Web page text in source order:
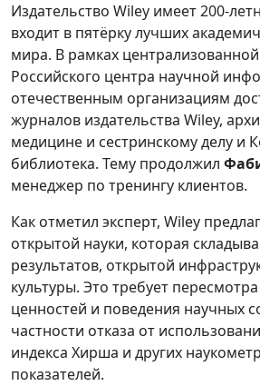
Издательство Wiley имеет 200-
входит в пятёрку лучших
мира. В рамках
Российского центра научной
отечественным организациям
журналов издательства Wiley,
медицине и сестринскому делу и
библиотека. Тему продолжил
менеджер по тренингу клиентов.
Как отметил эксперт, Wiley
открытой науки, которая
результатов, открытой
культуры. Это требует
ценностей и поведения научных
частности отказа от
индекса Хирша и других
показателей.